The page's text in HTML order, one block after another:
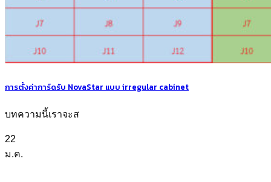
การตั้งค่าการ์ดรับ NovaStar แบบ irregular cabinet
บทความนี้เราจะส
22
ม.ค.